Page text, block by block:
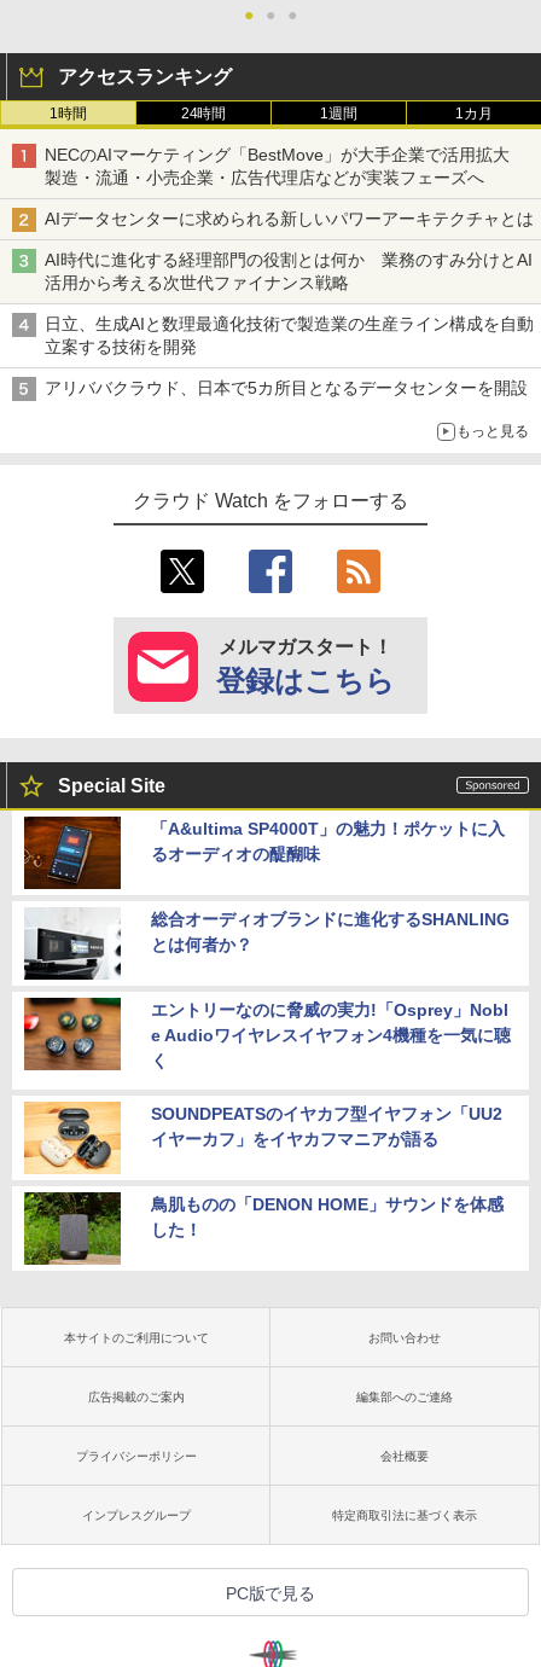
●
● ●
アクセスランキング
1時間 24時間 1週間 1カ月
NECのAIマーケティング「BestMove」が大手企業で活用拡大
製造・流通・小売企業・広告代理店などが実装フェーズへ
AIデータセンターに求められる新しいパワーアーキテクチャとは
AI時代に進化する経理部門の役割とは何か 業務のすみ分けとAI
活用から考える次世代ファイナンス戦略
日立、生成AIと数理最適化技術で製造業の生産ライン構成を自動
立案する技術を開発
アリババクラウド、日本で5カ所目となるデータセンターを開設
もっと見る
クラウド Watch をフォローする
メルマガスタート！
登録はこちら
Special Site
「A&ultima SP4000T」の魅力！ポケットに入
るオーディオの醍醐味
総合オーディオブランドに進化するSHANLING
とは何者か？
エントリーなのに脅威の実力!「Osprey」Nobl
e Audioワイヤレスイヤフォン4機種を一気に聴
く
SOUNDPEATSのイヤカフ型イヤフォン「UU2
イヤーカフ」をイヤカフマニアが語る
鳥肌ものの「DENON HOME」サウンドを体感
した！
本サイトのご利用について お問い合わせ
広告掲載のご案内 編集部へのご連絡
プライバシーポリシー 会社概要
インプレスグループ 特定商取引法に基づく表示
PC版で見る